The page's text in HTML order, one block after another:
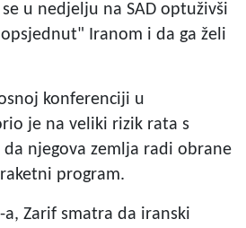
u nedjelju na SAD optuživši
Iranom i da ga želi
konferenciji u
je na veliki rizik rata s
da njegova zemlja radi obrane
program.
a, Zarif smatra da iranski